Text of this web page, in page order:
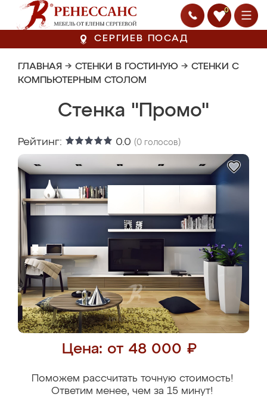
0
СЕРГИЕВ ПОСАД
ГЛАВНАЯ → СТЕНКИ В ГОСТИНУЮ → СТЕНКИ С
КОМПЬЮТЕРНЫМ СТОЛОМ
Стенка "Промо"
Рейтинг: 0.0 (0 голосов)
Цена: от 48 000 ₽
Поможем рассчитать точную стоимость!
Ответим менее, чем за 15 минут!